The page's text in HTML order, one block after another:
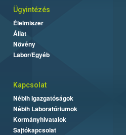
Ügyintézés
Élelmiszer
Állat
Növény
Labor/Egyéb
Kapcsolat
Nébih Igazgatóságok
Nébih Laboratóriumok
Kormányhivatalok
Sajtókapcsolat